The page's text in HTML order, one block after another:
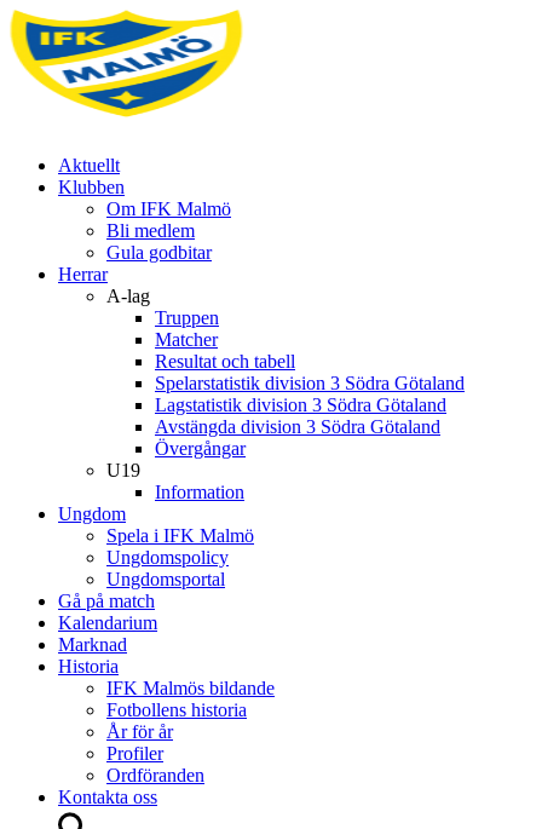
Aktuellt
Klubben
Om IFK Malmö
Bli medlem
Gula godbitar
Herrar
A-lag
Truppen
Matcher
Resultat och tabell
Spelarstatistik division 3 Södra Götaland
Lagstatistik division 3 Södra Götaland
Avstängda division 3 Södra Götaland
Övergångar
U19
Information
Ungdom
Spela i IFK Malmö
Ungdomspolicy
Ungdomsportal
Gå på match
Kalendarium
Marknad
Historia
IFK Malmös bildande
Fotbollens historia
År för år
Profiler
Ordföranden
Kontakta oss